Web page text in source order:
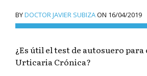
BYDOCTOR JAVIER SUBIZAON 16/04/2019
¿Es útil el test de autosuero para
Urticaria Crónica?